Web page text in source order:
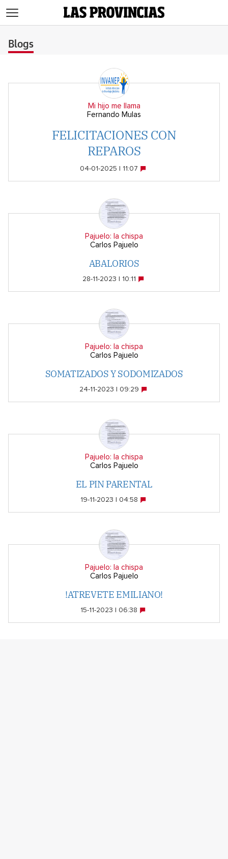
Blogs
Mi hijo me llama
Fernando Mulas
FELICITACIONES CON
REPAROS
04-01-2025 | 11:07
Pajuelo: la chispa
Carlos Pajuelo
ABALORIOS
28-11-2023 | 10:11
Pajuelo: la chispa
Carlos Pajuelo
SOMATIZADOS Y SODOMIZADOS
24-11-2023 | 09:29
Pajuelo: la chispa
Carlos Pajuelo
EL PIN PARENTAL
19-11-2023 | 04:58
Pajuelo: la chispa
Carlos Pajuelo
!ATREVETE EMILIANO!
15-11-2023 | 06:38